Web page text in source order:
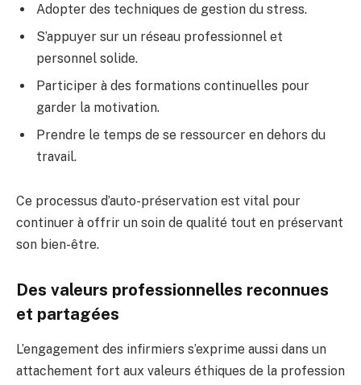
Adopter des techniques de gestion du stress.
S’appuyer sur un réseau professionnel et
personnel solide.
Participer à des formations continuelles pour
garder la motivation.
Prendre le temps de se ressourcer en dehors du
travail.
Ce processus d’auto-préservation est vital pour
continuer à offrir un soin de qualité tout en préservant
son bien-être.
Des valeurs professionnelles reconnues
et partagées
L’engagement des infirmiers s’exprime aussi dans un
attachement fort aux valeurs éthiques de la profession